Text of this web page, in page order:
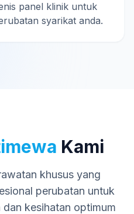
panel klinik untuk
syarikat anda.
Kami
khusus yang
perubatan untuk
kesihatan optimum